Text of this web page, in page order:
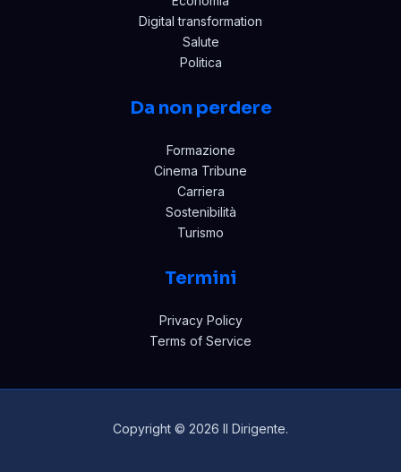
Digital transformation
Salute
Politica
Da non perdere
Formazione
Cinema Tribune
Carriera
Sostenibilità
Turismo
Termini
Privacy Policy
Terms of Service
Copyright © 2026 Il Dirigente.